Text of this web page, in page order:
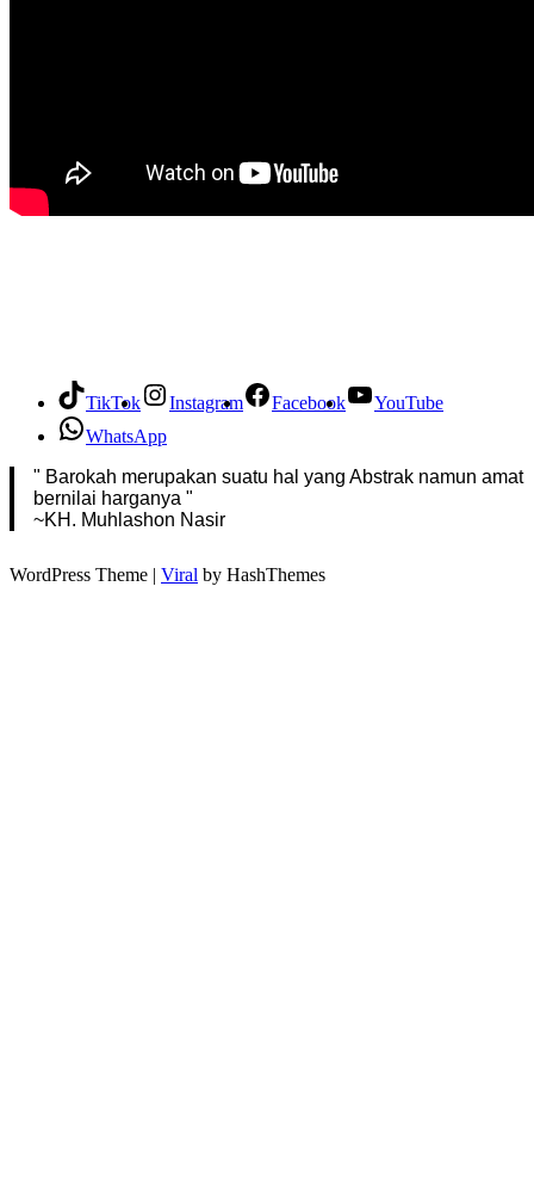
TikTok Instagram Facebook
YouTube
WhatsApp
" Barokah merupakan suatu hal yang Abstrak namun amat
bernilai harganya "
~KH. Muhlashon Nasir
WordPress Theme | Viral by HashThemes